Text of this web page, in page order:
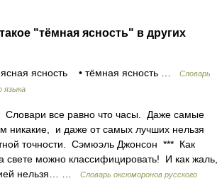
"тёмная ясность" в других
ясность • тёмная ясность …
Словарь
языка
все равно что часы. Даже самые
никакие, и даже от самых лучших нельзя
точности. Сэмюэль Джонсон *** Как
свете можно классифицировать! И как жаль,
нельзя… …
Словарь оксюморонов русского